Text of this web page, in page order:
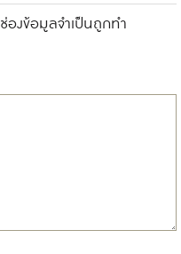
ช่องข้อมูลจำเป็นถูกทำ